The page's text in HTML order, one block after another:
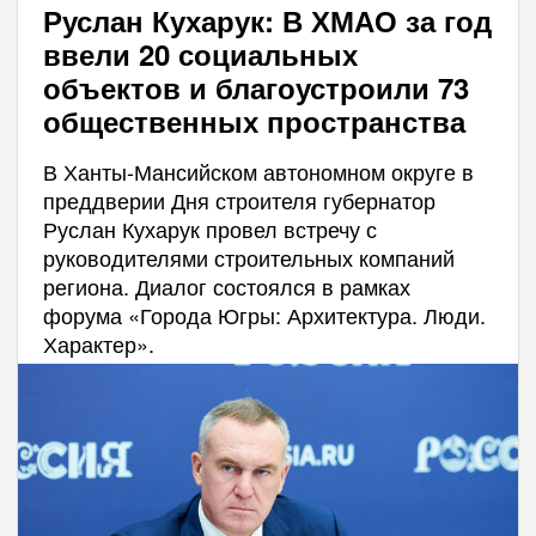
Руслан Кухарук: В ХМАО за год
ввели 20 социальных
объектов и благоустроили 73
общественных пространства
В Ханты-Мансийском автономном округе в
преддверии Дня строителя губернатор
Руслан Кухарук провел встречу с
руководителями строительных компаний
региона. Диалог состоялся в рамках
форума «Города Югры: Архитектура. Люди.
Характер».